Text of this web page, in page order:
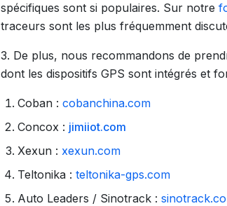
spécifiques sont si populaires. Sur notre
traceurs sont les plus fréquemment
3. De plus, nous recommandons de
dont les dispositifs GPS sont intégrés et
Coban : cobanchina.com
Concox : jimiiot.com
Xexun : xexun.com
Teltonika : teltonika-gps.com
Auto Leaders / Sinotrack :